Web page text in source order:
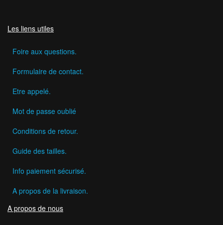
Les liens utiles
Foire aux questions.
Formulaire de contact.
Etre appelé.
Mot de passe oublié
Conditions de retour.
Guide des tailles.
Info paiement sécurisé.
A propos de la livraison.
A propos de nous